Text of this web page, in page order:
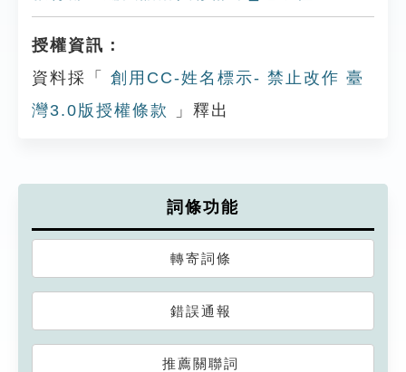
授權資訊：
資料採「
創用CC-姓名標示- 禁止改作 臺
灣3.0版授權條款
」釋出
詞條功能
轉寄詞條
錯誤通報
推薦關聯詞